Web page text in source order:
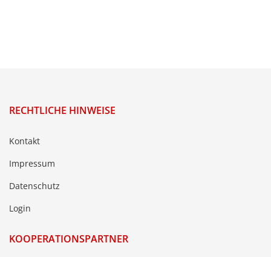
RECHTLICHE HINWEISE
Kontakt
Impressum
Datenschutz
Login
KOOPERATIONSPARTNER